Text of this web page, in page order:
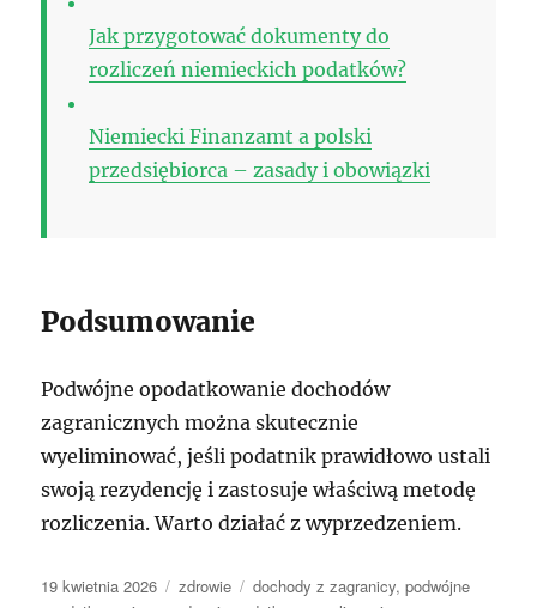
Jak przygotować dokumenty do
rozliczeń niemieckich podatków?
Niemiecki Finanzamt a polski
przedsiębiorca – zasady i obowiązki
Podsumowanie
Podwójne opodatkowanie dochodów
zagranicznych można skutecznie
wyeliminować, jeśli podatnik prawidłowo ustali
swoją rezydencję i zastosuje właściwą metodę
rozliczenia. Warto działać z wyprzedzeniem.
Data
19 kwietnia 2026 Kategorie
zdrowie Tagi
dochody z zagranicy,podwójne